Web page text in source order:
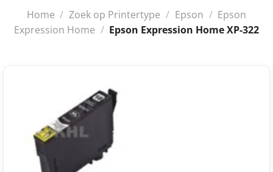
Home / Zoek op Printertype / Epson / Epson
Expression Home / Epson Expression Home XP-322